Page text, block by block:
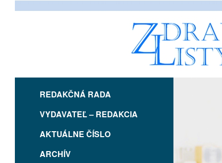
REDAKČNÁ RADA
VYDAVATEĽ – REDAKCIA
AKTUÁLNE ČÍSLO
ARCHÍV